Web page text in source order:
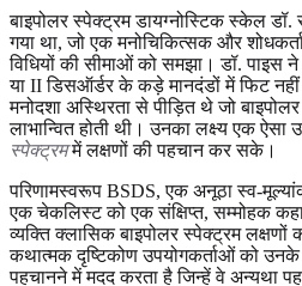
बाइपोलर स्पेक्ट्रम डायग्नोस्टिक स्केल डॉ.
गया था, जो एक मनोचिकित्सक और
विधियों की सीमाओं को समझा। डॉ. पाइस
या II डिसऑर्डर के कड़े मानदंडों में फिट नहीं
मनोदशा अस्थिरता से पीड़ित थे जो
लाभान्वित होती थी। उनका लक्ष्य एक ऐसा
स्पेक्ट्रममें लक्षणों की पहचान कर सके।
परिणामस्वरूप BSDS, एक अनूठा स्व-
एक चेकलिस्ट को एक संक्षिप्त, सम्मोहक
व्यक्ति क्लासिक बाइपोलर स्पेक्ट्रम
कथात्मक दृष्टिकोण उपयोगकर्ताओं को
पहचानने में मदद करता है जिन्हें वे अन्यथा